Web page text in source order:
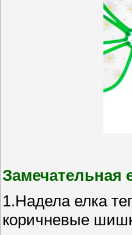
Замечательная
1.Надела елка
коричневые